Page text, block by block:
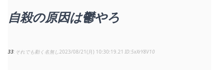
自殺の原因は鬱やろ
33 それでも動く名無し 2023/08/21(月) 10:30:19.21 5xXrY8V10